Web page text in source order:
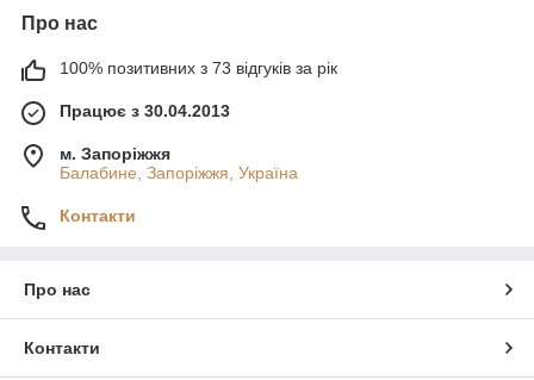
Про нас
100% позитивних з 73 відгуків за рік
Працює з 30.04.2013
м. Запоріжжя
Балабине, Запоріжжя, Україна
Контакти
Про нас
Контакти